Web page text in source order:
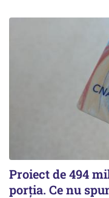
Proiect de 494
porția. Ce nu